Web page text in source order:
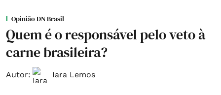
Opinião DN Brasil
Quem é o responsável pelo veto à
carne brasileira?
Autor: Iara Lemos